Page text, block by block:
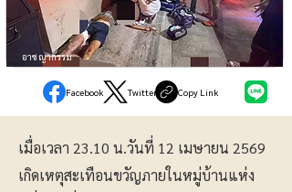
อาชญากรรม
Facebook Twitter Copy Link
เมื่อเวลา 23.10 น.วันที่ 12 เมษายน 2569
เกิดเหตุสะเทือนขวัญภายในหมู่บ้านแห่ง